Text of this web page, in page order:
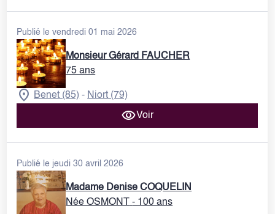
Publié le vendredi 01 mai 2026
Monsieur Gérard FAUCHER
75 ans
Benet (85) - Niort (79)
Voir
Publié le jeudi 30 avril 2026
Madame Denise COQUELIN
Née OSMONT
- 100 ans